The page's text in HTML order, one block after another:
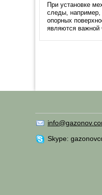
При установке
следы, например,
опорных
являются важной
Skype: